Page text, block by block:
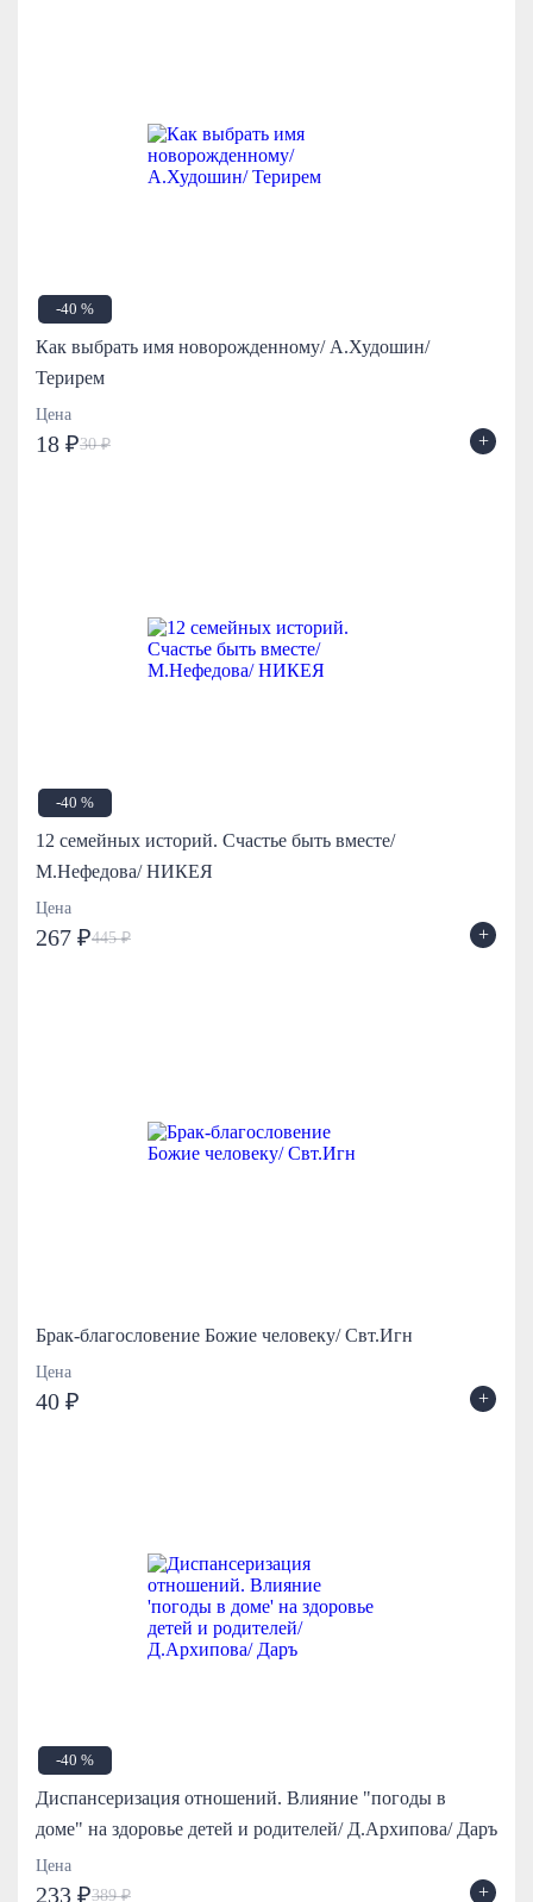
-40 %
Как выбрать имя новорожденному/ А.Худошин/
Терирем
Цена
18 ₽30 ₽ +
-40 %
12 семейных историй. Счастье быть вместе/
М.Нефедова/ НИКЕЯ
Цена
267 ₽445 ₽ +
Брак-благословение Божие человеку/ Свт.Игн
Цена
40 ₽ +
-40 %
Диспансеризация отношений. Влияние "погоды в
доме" на здоровье детей и родителей/ Д.Архипова/ Даръ
Цена
233 ₽389 ₽ +